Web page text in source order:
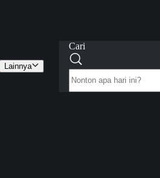
Lainnya
Cari